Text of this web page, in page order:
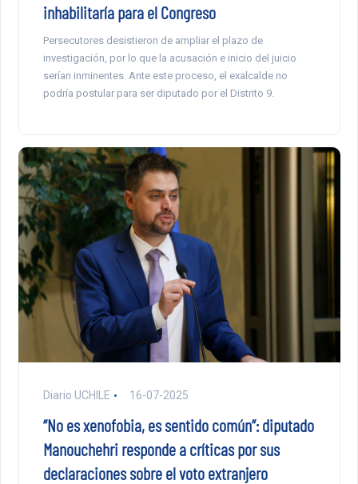
inhabilitaría para el Congreso
Persecutores desistieron de ampliar el plazo de
investigación, por lo que la acusación e inicio del juicio
serían inminentes. Ante este proceso, el exalcalde no
podría postular para ser diputado por el Distrito 9.
Diario UCHILE 16-07-2025
“No es xenofobia, es sentido común”: diputado
Manouchehri responde a críticas por sus
declaraciones sobre el voto extranjero